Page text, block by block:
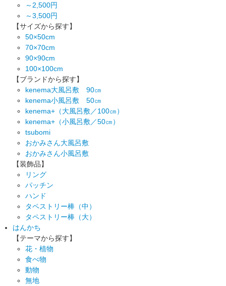
～2,500円
～3,500円
【サイズから探す】
50×50cm
70×70cm
90×90cm
100×100cm
【ブランドから探す】
kenema大風呂敷 90㎝
kenema小風呂敷 50㎝
kenema+（大風呂敷／100㎝）
kenema+（小風呂敷／50㎝）
tsubomi
おかみさん大風呂敷
おかみさん小風呂敷
【装飾品】
リング
パッチン
ハンド
タペストリー棒（中）
タペストリー棒（大）
はんかち
【テーマから探す】
花・植物
食べ物
動物
無地